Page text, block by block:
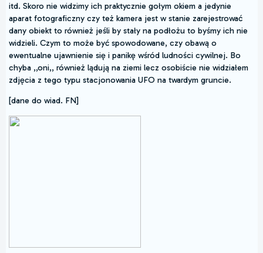
itd. Skoro nie widzimy ich praktycznie gołym okiem a jedynie
aparat fotograficzny czy też kamera jest w stanie zarejestrować
dany obiekt to również jeśli by stały na podłożu to byśmy ich nie
widzieli. Czym to może być spowodowane, czy obawą o
ewentualne ujawnienie się i panikę wśród ludności cywilnej. Bo
chyba ,,oni,, również lądują na ziemi lecz osobiście nie widziałem
zdjęcia z tego typu stacjonowania UFO na twardym gruncie.
[dane do wiad. FN]